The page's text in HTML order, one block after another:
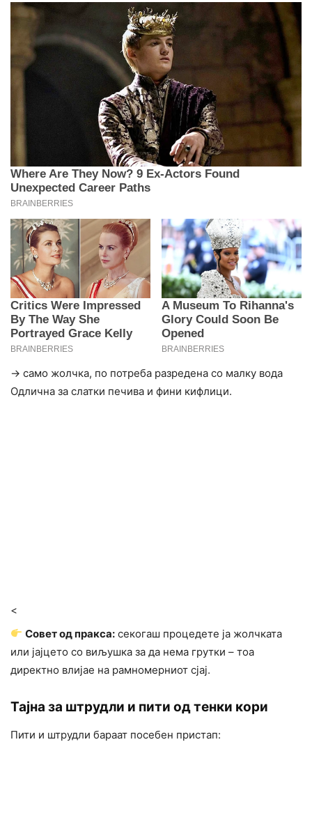
→ само жолчка, по потреба разредена со малку вода
Одлична за слатки печива и фини кифлици.
<
Совет од пракса: секогаш процедете ја жолчката
или јајцето со виљушка за да нема грутки – тоа
директно влијае на рамномерниот сјај.
Тајна за штрудли и пити од тенки кори
Пити и штрудли бараат посебен пристап: